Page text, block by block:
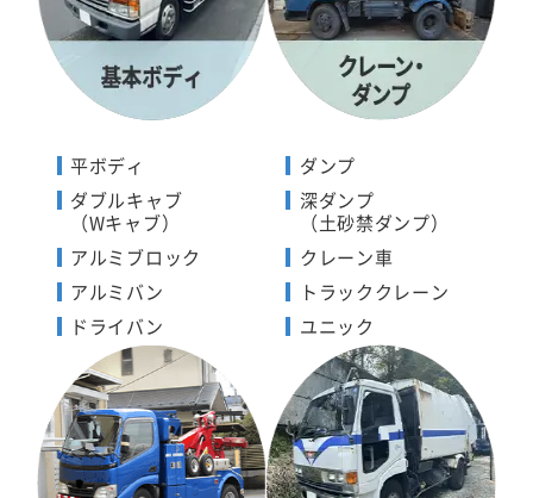
平ボディ
ダブルキャブ
（Wキャブ）
アルミブロック
アルミバン
ドライバン
ダンプ
深ダンプ
（土砂禁ダンプ）
クレーン車
トラッククレーン
ユニック